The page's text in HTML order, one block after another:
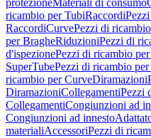
protezioneMateriali di consumo
ricambio per TubiRaccordi
RaccordiCurvePezzi di
per BragheRiduzioniPezzi di
d'ispezionePezzi di ricambio
SuperTubePezzi di ricambio
ricambio per CurveDiramazioni
DiramazioniCollegamentiPezzi
CollegamentiCongiunzioni ad
Congiunzioni ad innesto
materialiAccessoriPezzi di